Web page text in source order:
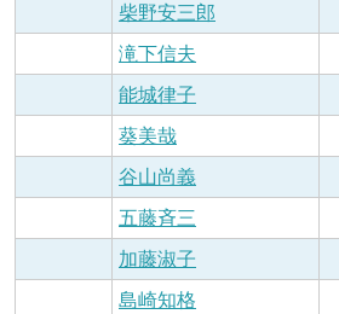
柴野安三郎
滝下信夫
能城律子
葵美哉
谷山尚義
五藤斉三
加藤淑子
島崎知格